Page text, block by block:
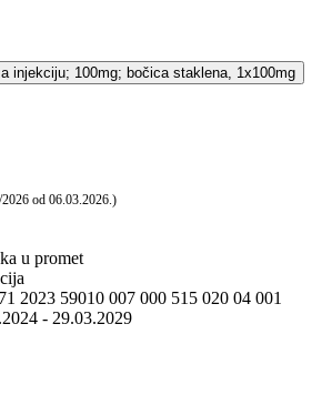
injekciju; 100mg; bočica staklena, 1x100mg
od 06.03.2026.)
u promet
2023 59010 007 000 515 020 04 001
- 29.03.2029